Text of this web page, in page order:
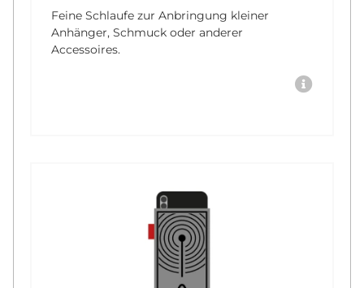
Feine Schlaufe zur Anbringung kleiner
Anhänger, Schmuck oder anderer
Accessoires.